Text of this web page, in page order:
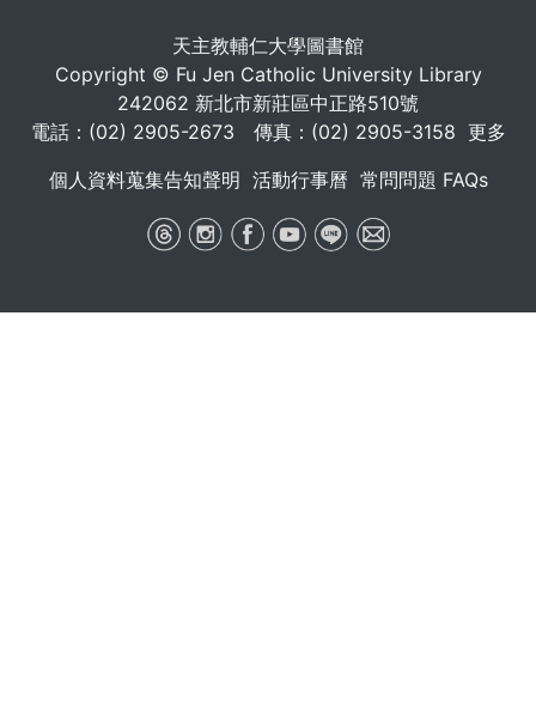
天主教輔仁大學圖書館
Copyright © Fu Jen Catholic University Library
242062 新北市新莊區中正路510號
電話：(02) 2905-2673 傳真：(02) 2905-3158 更多
個人資料蒐集告知聲明 活動行事曆 常問問題 FAQs